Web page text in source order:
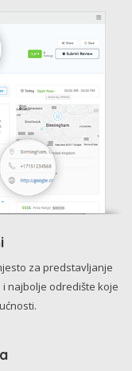
za predstavljanje
najbolje odredište koje